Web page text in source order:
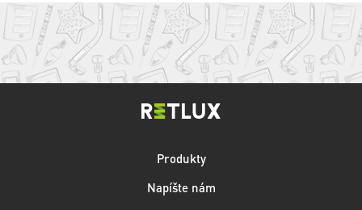
Produkty
Napíšte nám